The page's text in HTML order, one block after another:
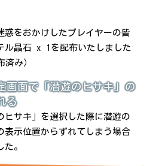
惑をおかけしたプレイヤーの皆
ル晶石 x 1を配布いたしました
み）
画面で「潜遊のヒサキ」の
る
ヒサキ」を選択した際に潜遊の
表示位置からずれてしまう場合
。